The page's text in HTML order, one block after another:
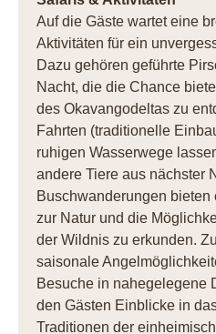
Auf die Gäste wartet eine
Aktivitäten für ein
Dazu gehören geführte
Nacht, die die Chance
des Okavangodeltas zu
Fahrten (traditionelle
ruhigen Wasserwege
andere Tiere aus nächster
Buschwanderungen bieten
zur Natur und die
der Wildnis zu erkunden.
saisonale
Besuche in nahegelegene
den Gästen Einblicke in
Traditionen der